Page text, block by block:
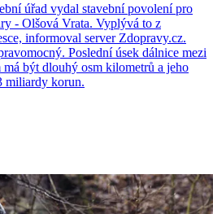
úřad vydal stavební povolení pro
- Olšová Vrata. Vyplývá to z
informoval server Zdopravy.cz.
Poslední úsek dálnice mezi
má být dlouhý osm kilometrů a jeho
miliardy korun.